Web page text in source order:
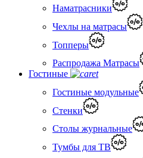
Наматрасники
Чехлы на матрасы
Топперы
Распродажа Матрасы
Гостиные
Гостиные модульные
Стенки
Столы журнальные
Тумбы для ТВ